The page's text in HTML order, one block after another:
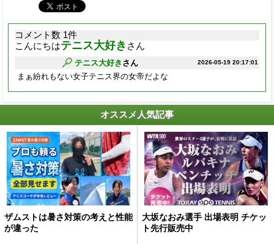
コメント数 1件
こんにちはテニス大好き さん
2026-05-19 20:17:01
テニス大好き さん
まぁ紛れもない女子テニス界の女帝だよな
オススメ人気記事
ザムストは暑さ対策の考えと性能
が違った
大坂なおみ選手 出場表明 チケッ
ト先行販売中